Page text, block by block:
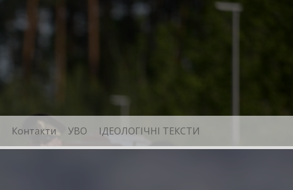
Контакти УВО ІДЕОЛОГІЧНІ ТЕКСТИ